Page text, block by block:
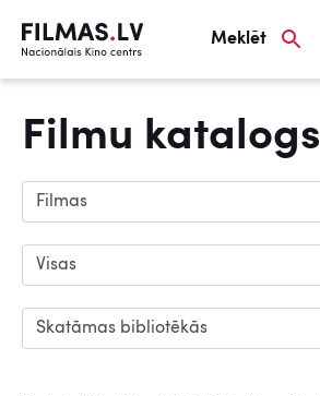
Meklēt
Filmu katalogs